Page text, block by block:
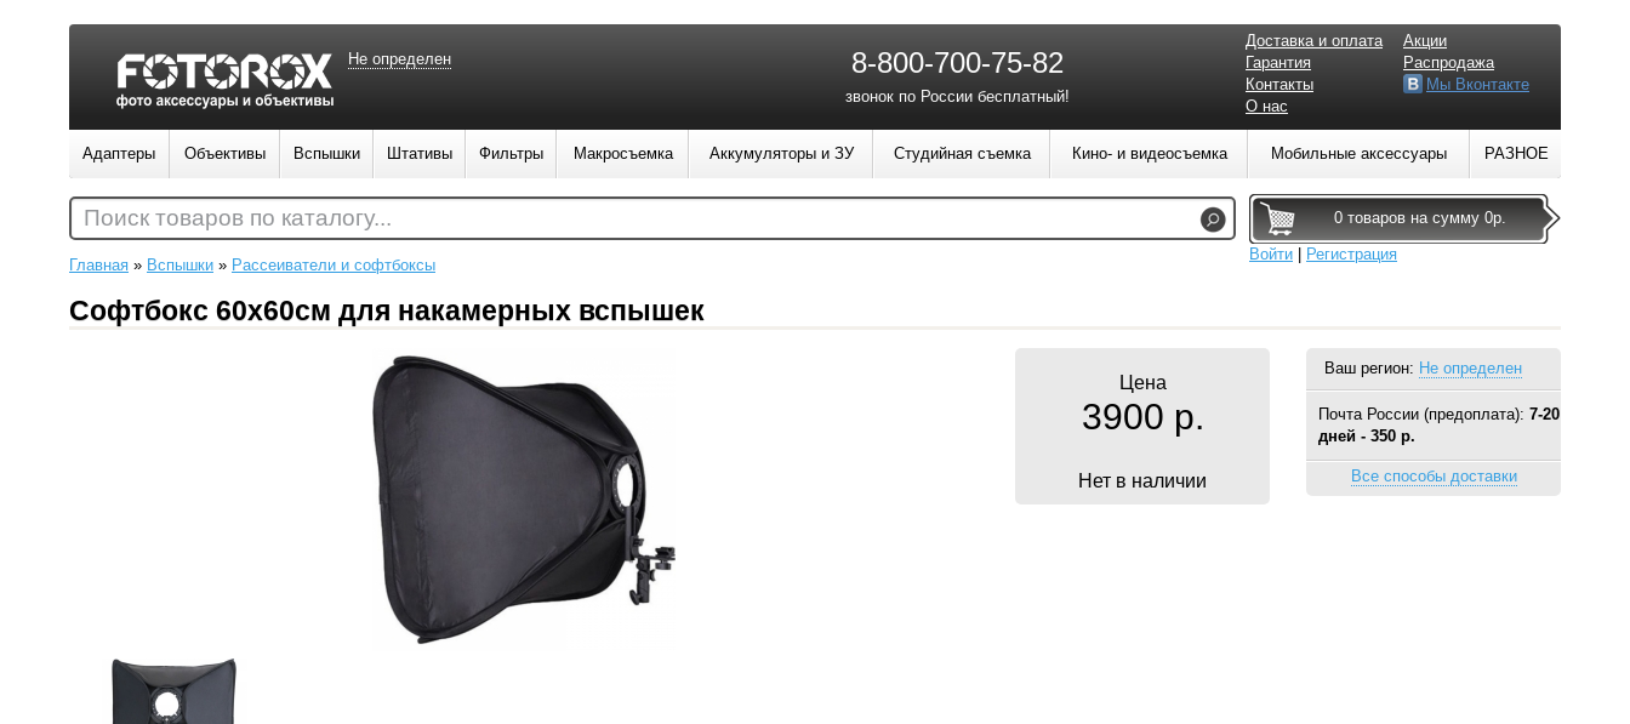
Главная » Вспышки » Рассеиватели и софтбоксы
Софтбокс 60x60см для накамерных вспышек
Ваш регион: Не определен
Почта России (предоплата): 7-20
дней - 350 р.
Все способы доставки
Цена
3900 р.
Нет в наличии
Не определен 8-800-700-75-82
звонок по России бесплатный!
Доставка и оплата
Гарантия
Контакты
О нас
Акции
Распродажа
Мы Вконтакте
Адаптеры Объективы Вспышки Штативы Фильтры Макросъемка Аккумуляторы и ЗУ Студийная съемка Кино- и видеосъемка Мобильные аксессуары РАЗНОЕ
0 товаров на сумму 0р.
Войти
Регистрация
Поиск товаров по каталогу...